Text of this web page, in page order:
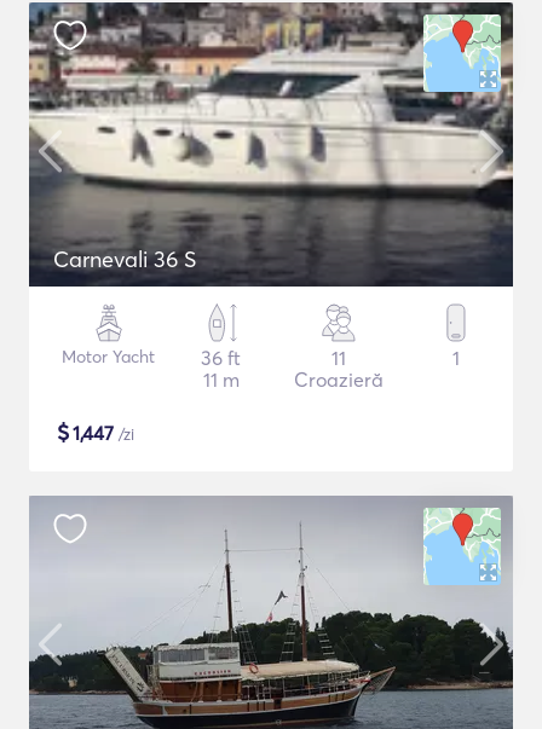
Carnevali 36 S
Motor Yacht
36 ft
11 m
11
Croazieră
1
$1,447 /zi